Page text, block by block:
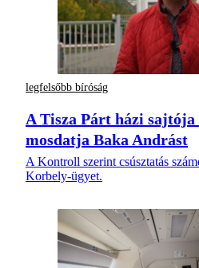
legfelsőbb bíróság
A Tisza Párt házi sajtója
mosdatja Baka Andrást
A Kontroll szerint csúsztatás
Korbely-ügyet.